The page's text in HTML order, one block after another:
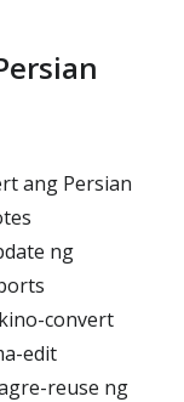
ang Persian
ng
convert
edit
reuse ng